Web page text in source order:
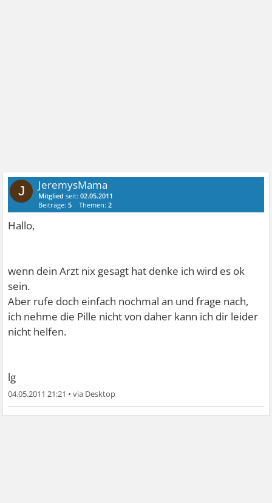
J JeremysMama
Mitglied seit:02.05.2011
Beiträge:5 Themen:2
Hallo,
wenn dein Arzt nix gesagt hat denke ich wird es ok
sein.
Aber rufe doch einfach nochmal an und frage nach,
ich nehme die Pille nicht von daher kann ich dir leider
nicht helfen.
lg
04.05.2011 21:21 •